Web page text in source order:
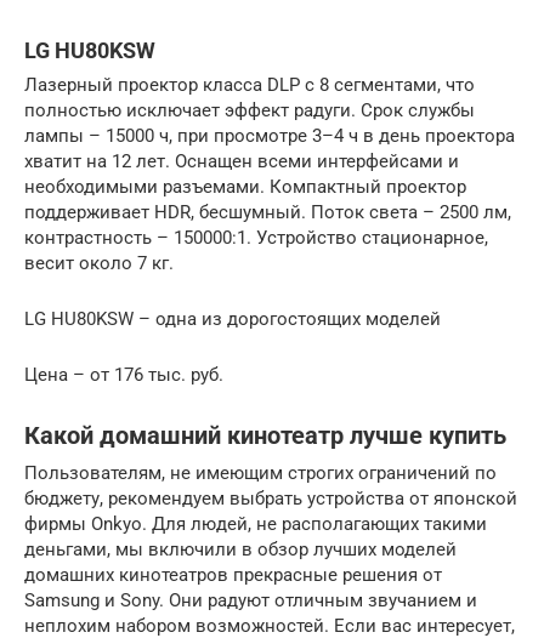
LG HU80KSW
Лазерный проектор класса DLP с 8 сегментами, что
полностью исключает эффект радуги. Срок службы
лампы – 15000 ч, при просмотре 3–4 ч в день проектора
хватит на 12 лет. Оснащен всеми интерфейсами и
необходимыми разъемами. Компактный проектор
поддерживает HDR, бесшумный. Поток света – 2500 лм,
контрастность – 150000:1. Устройство стационарное,
весит около 7 кг.
LG HU80KSW – одна из дорогостоящих моделей
Цена – от 176 тыс. руб.
Какой домашний кинотеатр лучше купить
Пользователям, не имеющим строгих ограничений по
бюджету, рекомендуем выбрать устройства от японской
фирмы Onkyo. Для людей, не располагающих такими
деньгами, мы включили в обзор лучших моделей
домашних кинотеатров прекрасные решения от
Samsung и Sony. Они радуют отличным звучанием и
неплохим набором возможностей. Если вас интересует,